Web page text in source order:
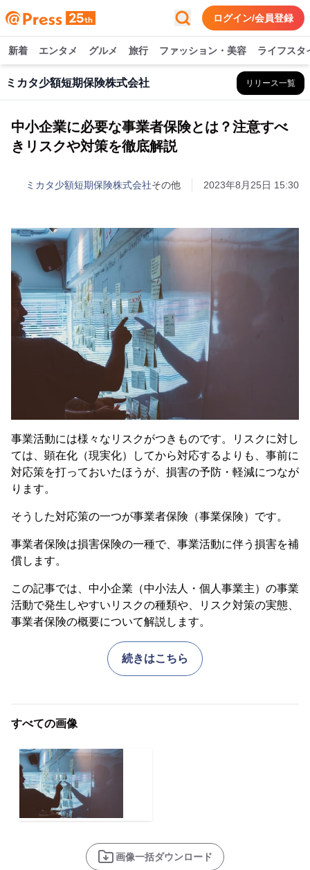
ログイン/会員登録
新着 エンタメ グルメ 旅行 ファッション・美容 ライフスタ
ミカタ少額短期保険株式会社 リリース一覧
中小企業に必要な事業者保険とは？注意すべ
きリスクや対策を徹底解説
ミカタ少額短期保険株式会社その他 2023年8月25日 15:30
事業活動には様々なリスクがつきものです。リスクに対し
ては、顕在化（現実化）してから対応するよりも、事前に
対応策を打っておいたほうが、損害の予防・軽減につなが
ります。
そうした対応策の一つが事業者保険（事業保険）です。
事業者保険は損害保険の一種で、事業活動に伴う損害を補
償します。
この記事では、中小企業（中小法人・個人事業主）の事業
活動で発生しやすいリスクの種類や、リスク対策の実態、
事業者保険の概要について解説します。
続きはこちら
すべての画像
画像一括ダウンロード